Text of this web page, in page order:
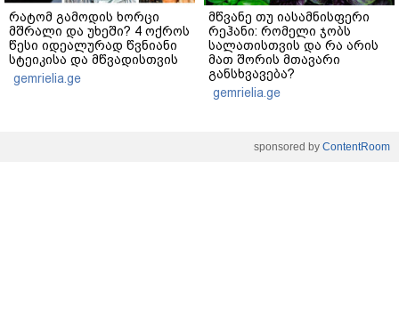
რატომ გამოდის ხორცი
მშრალი და უხეში? 4 ოქროს
წესი იდეალურად წვნიანი
სტეიკისა და მწვადისთვის
gemrielia.ge
მწვანე თუ იასამნისფერი
რეჰანი: რომელი ჯობს
სალათისთვის და რა არის
მათ შორის მთავარი
განსხვავება?
gemrielia.ge
sponsored by ContentRoom